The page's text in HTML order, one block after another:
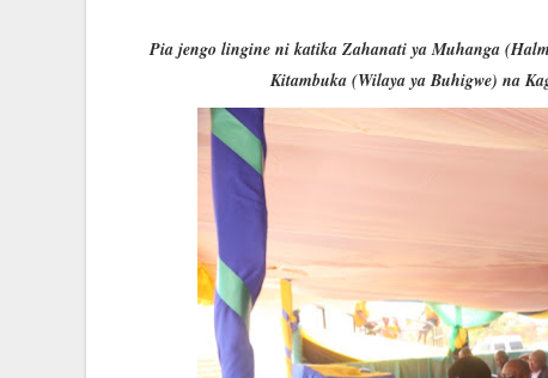
Pia jengo lingine ni katika Zahanati ya Muhanga
Kitambuka (Wilaya ya Buhigwe) na